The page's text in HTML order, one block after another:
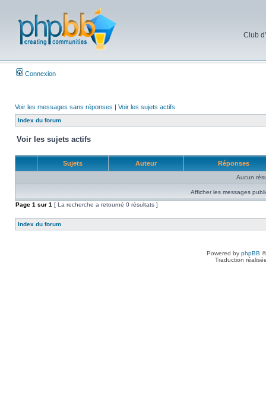
Club
Connexion
Voir les messages sans réponses | Voir les sujets actifs
Index du forum
Voir les sujets actifs
Sujets Auteur Réponses
Aucun
Afficher les messages
Page 1 sur 1 [ La recherche a retourné 0 résultats ]
Index du forum
Powered by phpBB
Traduction